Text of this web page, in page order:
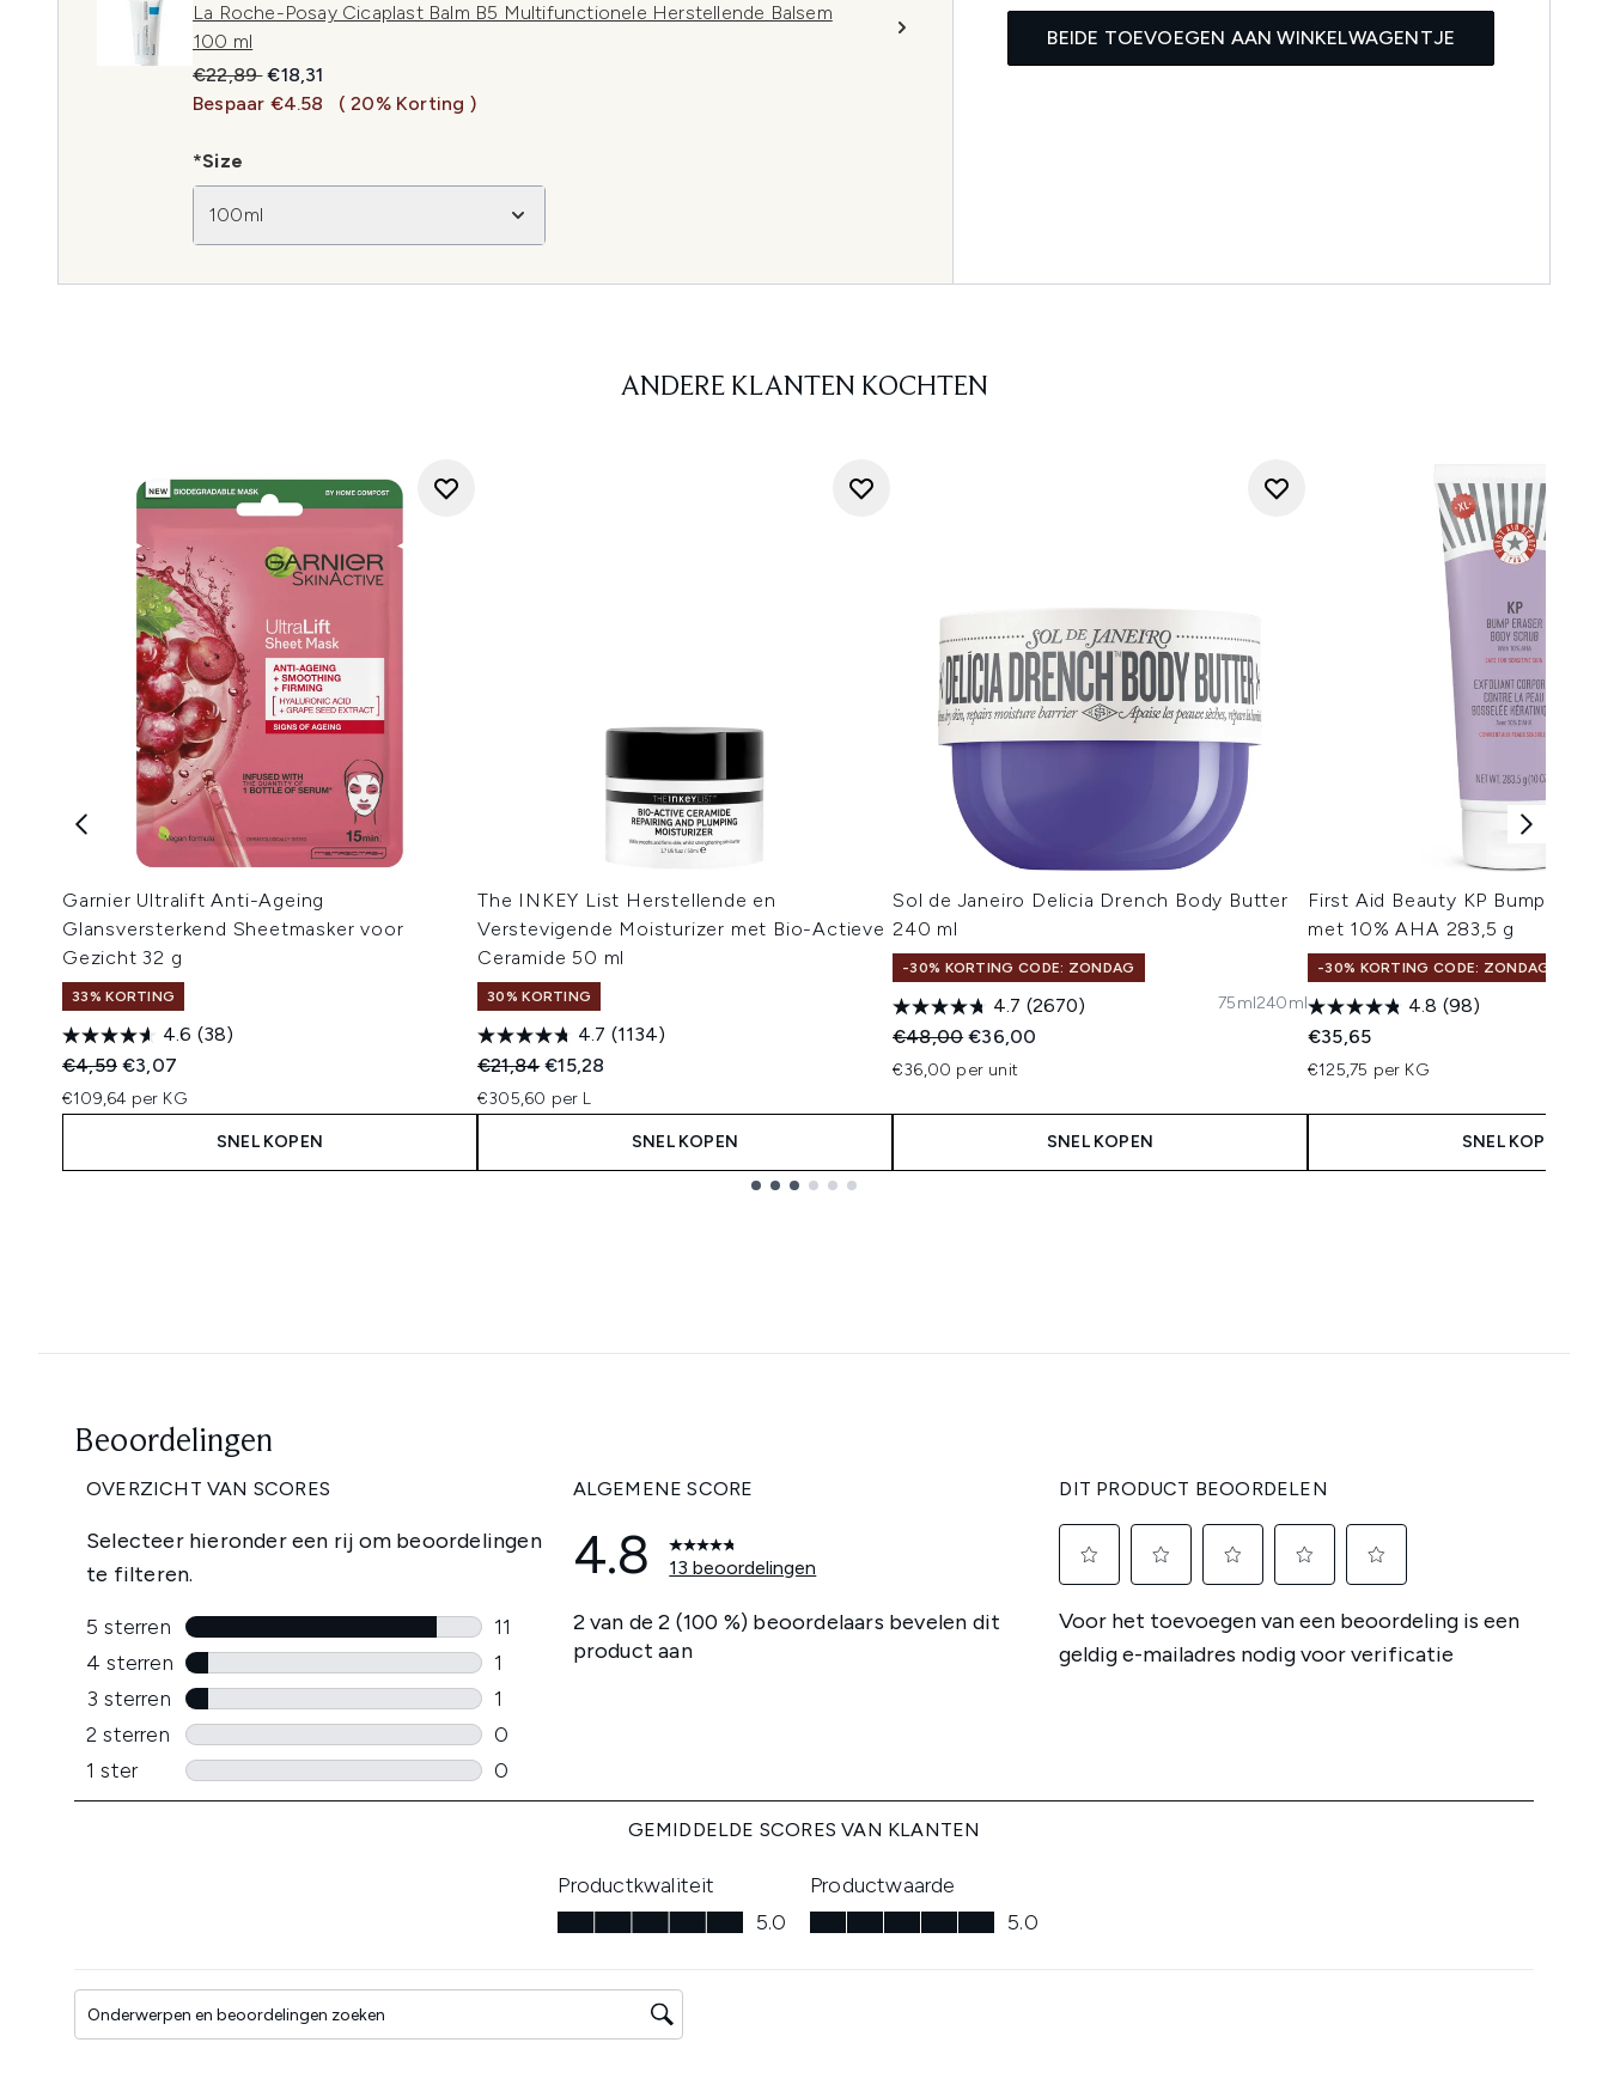
La Roche-Posay Cicaplast Balm B5 Multifunctionele Herstellende Balsem
100 ml
Recommended Retail Price:
€22,89Huidige prijs:
€18,31
Bespaar €4.58
( 20% Korting )
*Size
100ml
BEIDE TOEVOEGEN AAN WINKELWAGENTJE
ANDERE KLANTEN KOCHTEN
Garnier Ultralift Anti-Ageing
Glansversterkend Sheetmasker voor
Gezicht 32 g
33% KORTING
4.6 (38)
Recommended Retail Price:
€4,59 Huidige prijs:
€3,07
€109,64 per KG
SNEL KOPEN
The INKEY List Herstellende en
Verstevigende Moisturizer met Bio-Actieve
Ceramide 50 ml
30% KORTING
4.7 (1134)
Recommended Retail Price:
€21,84Huidige prijs:
€15,28
€305,60 per L
SNEL KOPEN
Sol de Janeiro Delicia Drench Body Butter
240 ml
-30% KORTING CODE: ZONDAG
4.7 (2670)
Recommended Retail Price:
€48,00Huidige prijs:
€36,00
€36,00 per unit
75ml240ml
SNEL KOPEN
First Aid Beauty KP Bump
met 10% AHA 283,5 g
-30% KORTING CODE: ZONDAG
4.8 (98)
€35,65
€125,75 per KG
SNEL KOPEN